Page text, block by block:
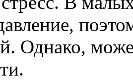
Однако,